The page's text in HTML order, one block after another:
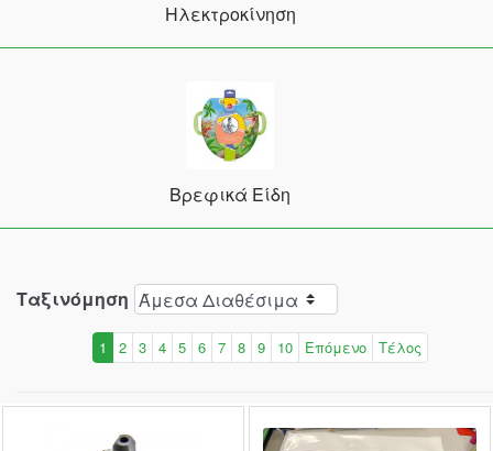
Ηλεκτροκίνηση
Βρεφικά Είδη
Ταξινόμηση
1 2 3 4 5 6 7 8 9 10 Επόμενο Τέλος